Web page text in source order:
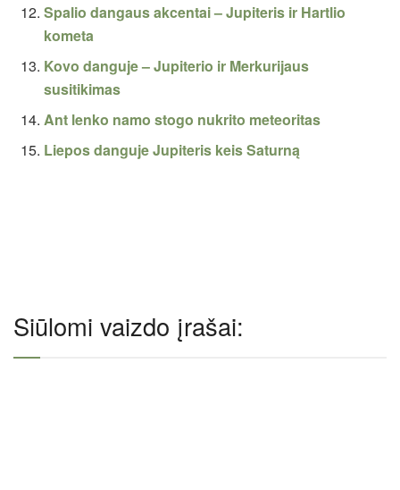
Spalio dangaus akcentai – Jupiteris ir Hartlio
kometa
Kovo danguje – Jupiterio ir Merkurijaus
susitikimas
Ant lenko namo stogo nukrito meteoritas
Liepos danguje Jupiteris keis Saturną
Siūlomi vaizdo įrašai: